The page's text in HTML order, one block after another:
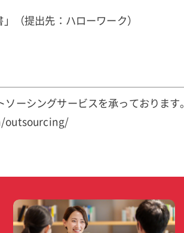
提出先：ハローワーク）
ーシングサービスを承っております。
outsourcing/